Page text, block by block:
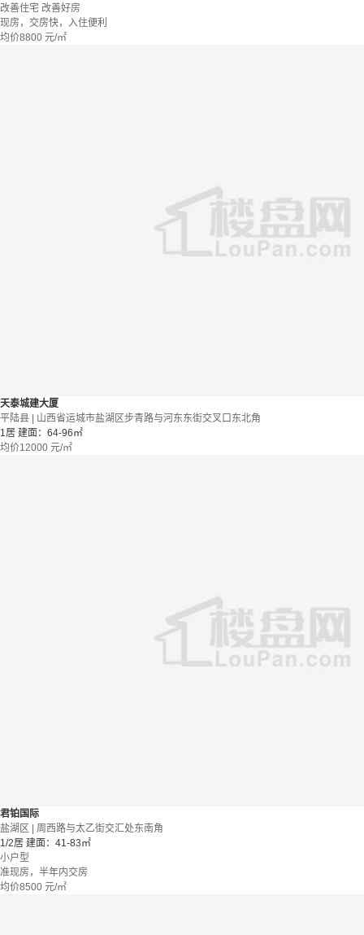
改善住宅 改善好房
现房，交房快，入住便利
均价8800 元/㎡
天泰城建大厦
平陆县 | 山西省运城市盐湖区步青路与河东东街交叉口东北角
1居 建面：64-96㎡
均价12000 元/㎡
君铂国际
盐湖区 | 周西路与太乙街交汇处东南角
1/2居 建面：41-83㎡
小户型
准现房，半年内交房
均价8500 元/㎡